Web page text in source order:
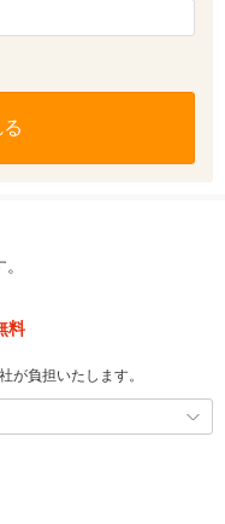
料
が負担いたします。